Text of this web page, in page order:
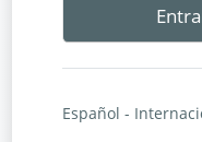
Español -